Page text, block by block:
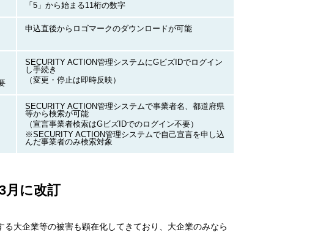
「5」から始まる11桁の数字
申込直後からロゴマークのダウンロードが可能
SECURITY ACTION管理システムにGビズIDでログイン
し手続き
（変更・停止は即時反映）
SECURITY ACTION管理システムで事業者名、都道府県
等から検索が可能
（宣言事業者検索はGビズIDでのログイン不要）
※SECURITY ACTION管理システムで自己宣言を申し込
んだ事業者のみ検索対象
月に改訂
大企業等の被害も顕在化してきており、大企業のみなら